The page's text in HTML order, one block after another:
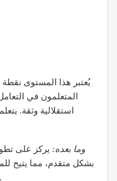
المتعلمون في
استقلالية وثقة.
وما بعده: يركز على
بشكل متقدم، مما يتيح
بطلاقة في بيئات عمل معقدة.